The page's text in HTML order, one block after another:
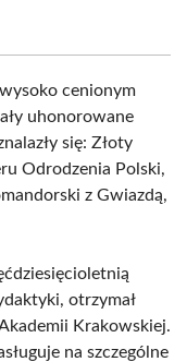
cenionym
uhonorowane
się: Złoty
Odrodzenia Polski,
z Gwiazdą,
otrzymał
Krakowskiej.
na szczególne